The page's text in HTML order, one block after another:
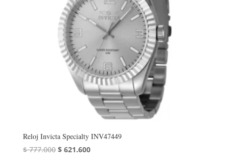
Reloj Invicta Specialty INV47449
$777.000 El
$621.600El